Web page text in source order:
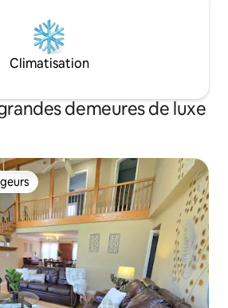
Climatisation
demeures de luxe